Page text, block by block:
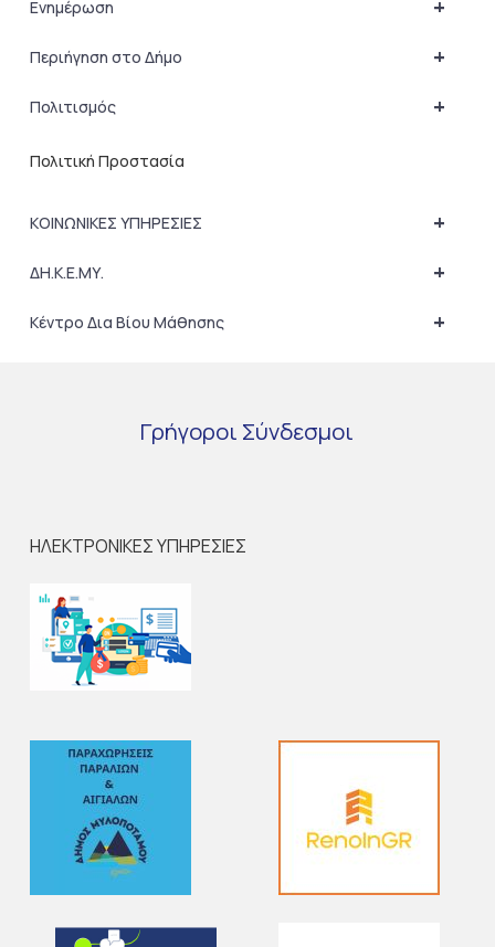
+
Ενημέρωση
+
Περιήγηση στο Δήμο
+
Πολιτισμός
Πολιτική Προστασία
+
ΚΟΙΝΩΝΙΚΕΣ ΥΠΗΡΕΣΙΕΣ
+
ΔΗ.Κ.Ε.ΜΥ.
+
Κέντρο Δια Βίου Μάθησης
Γρήγοροι Σύνδεσμοι
ΗΛΕΚΤΡΟΝΙΚΕΣ ΥΠΗΡΕΣΙΕΣ